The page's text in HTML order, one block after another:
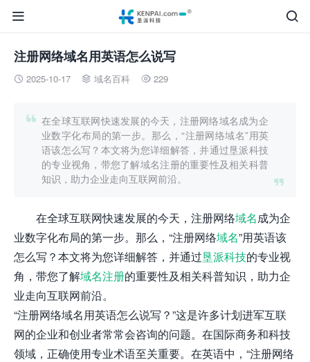


注册网络域名用英语怎么说写
 2025-10-17  域名百科  229


在全球互联网快速发展的今天，注册网络域名成为企
业数字化布局的第一步。那么，“注册网络域名”用英
语该怎么写？本文将为您详细解答，并通过垦派科技
的专业视角，带您了解域名注册的重要性及相关科普
知识，助力企业走向互联网前沿。
在全球互联网快速发展的今天，注册网络域名成为企
业数字化布局的第一步。那么，“注册网络域名”用英语该
怎么写？本文将为您详细解答，并通过垦派科技的专业视
角，带您了解域名注册的重要性及相关科普知识，助力企
业走向互联网前沿。
“注册网络域名用英语怎么说写？”这是许多计划进军互联
网的企业和创业者常常会咨询的问题。在国际商务和科技
领域，正确使用专业术语至关重要。在英语中，“注册网络